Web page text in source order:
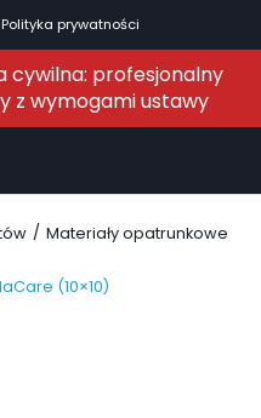
Polityka prywatności
cywilna: profesjonalny
z wymogami ustawy
/ Materiały opatrunkowe
(10×10)